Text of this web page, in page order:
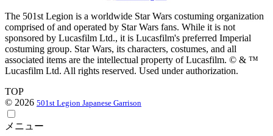
The 501st Legion is a worldwide Star Wars costuming organization
comprised of and operated by Star Wars fans. While it is not
sponsored by Lucasfilm Ltd., it is Lucasfilm's preferred Imperial
costuming group. Star Wars, its characters, costumes, and all
associated items are the intellectual property of Lucasfilm. © & ™
Lucasfilm Ltd. All rights reserved. Used under authorization.
TOP
© 2026 501st Legion Japanese Garrison
メニュー